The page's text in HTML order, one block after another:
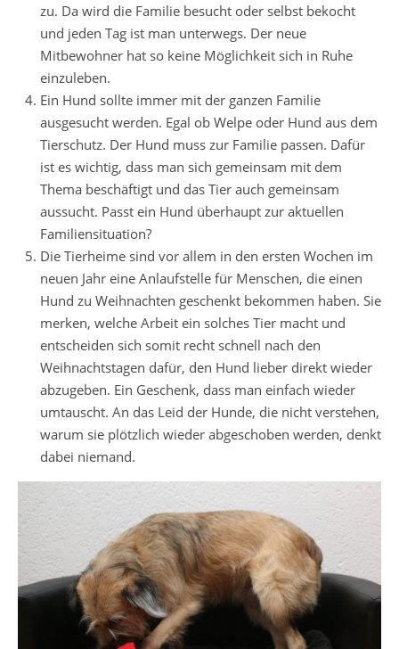
zu. Da wird die Familie besucht oder selbst bekocht
und jeden Tag ist man unterwegs. Der neue
Mitbewohner hat so keine Möglichkeit sich in Ruhe
einzuleben.
Ein Hund sollte immer mit der ganzen Familie
ausgesucht werden. Egal ob Welpe oder Hund aus dem
Tierschutz. Der Hund muss zur Familie passen. Dafür
ist es wichtig, dass man sich gemeinsam mit dem
Thema beschäftigt und das Tier auch gemeinsam
aussucht. Passt ein Hund überhaupt zur aktuellen
Familiensituation?
Die Tierheime sind vor allem in den ersten Wochen im
neuen Jahr eine Anlaufstelle für Menschen, die einen
Hund zu Weihnachten geschenkt bekommen haben. Sie
merken, welche Arbeit ein solches Tier macht und
entscheiden sich somit recht schnell nach den
Weihnachtstagen dafür, den Hund lieber direkt wieder
abzugeben. Ein Geschenk, dass man einfach wieder
umtauscht. An das Leid der Hunde, die nicht verstehen,
warum sie plötzlich wieder abgeschoben werden, denkt
dabei niemand.